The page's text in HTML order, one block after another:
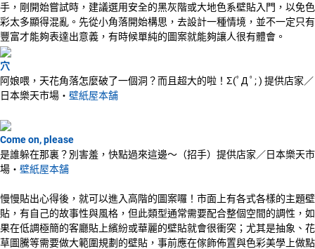
手，剛開始嘗試時，建議選用安全的黑灰階或大地色系壁貼入門，以免色
彩太多顯得混亂。先從小角落開始構思，去設計一種情境，並不一定只有
豐富才能夠表達出意義，有時候單純的圖案就能夠讓人很有體會。
穴
阿娘喂，天花角落怎麼破了一個洞？而且超大的啦！Σ(ﾟД ﾟ; ) 提供店家／
日本樂天市場‧ 壁紙屋本舗
Come on, please
是誰躲在那裏？別害羞，快點過來這邊～（招手）提供店家／日本樂天市
場‧ 壁紙屋本舗
慢慢貼出心得後，就可以進入高階的圖案囉！市面上有各式各樣的主題壁
貼，有自己的故事性與風格，但此類型通常需要配合整個空間的調性，如
果在低調極簡的客廳貼上繽紛或華麗的壁貼就會很衝突；尤其是抽象、花
草圖騰等需要做大範圍規劃的壁貼，事前應在傢飾佈置與色彩美學上做點